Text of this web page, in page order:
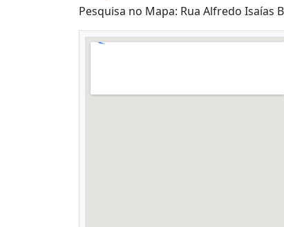
Pesquisa no Mapa: Rua Alfredo Isaías